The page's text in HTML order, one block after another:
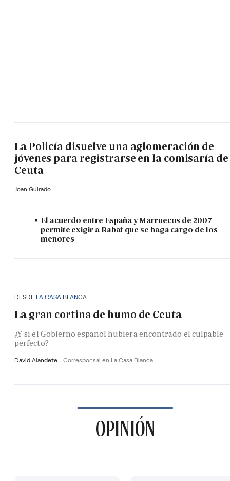
La Policía disuelve una aglomeración de
jóvenes para registrarse en la comisaría de
Ceuta
Joan Guirado
El acuerdo entre España y Marruecos de 2007
permite exigir a Rabat que se haga cargo de los
menores
DESDE LA CASA BLANCA
La gran cortina de humo de Ceuta
¿Y si el Gobierno español hubiera encontrado el culpable
perfecto?
David Alandete Corresponsal en La Casa Blanca
OPINIÓN